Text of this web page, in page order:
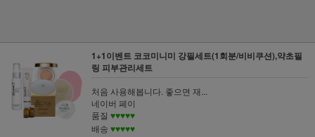
1+1이벤트 코코미니미 강필세트(1회분/비비쿠션),약초필
링 피부관리세트
처음 사용해봅니다. 좋으면 재...
네이버 페이
품질 ♥♥♥♥♥
배송 ♥♥♥♥♥